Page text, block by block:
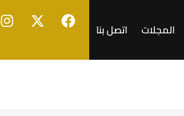
المجلات اتصل بنا